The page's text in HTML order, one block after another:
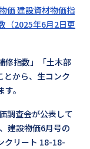
価 建設資材物価指
（2025年6月2日更
修指数」「土木部
とから、生コンク
。
調査会が公表して
建設物価6月号の
クリート 18-18-